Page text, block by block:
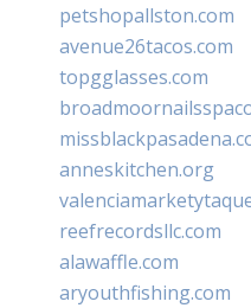
petshopallston.com
avenue26tacos.com
topgglasses.com
anneskitchen.org
reefrecordsllc.com
alawaffle.com
aryouthfishing.com